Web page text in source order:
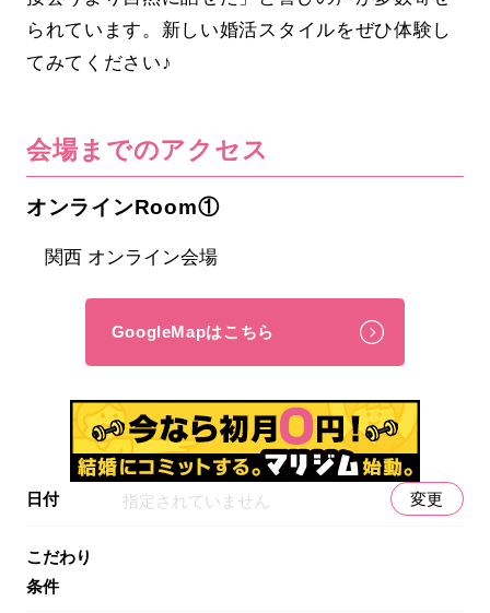
られています。新しい婚活スタイルをぜひ体験し
てみてください♪
会場までのアクセス
オンラインRoom①
関西 オンライン会場
GoogleMapはこちら
日付 指定されていません 変更
こだわり
条件